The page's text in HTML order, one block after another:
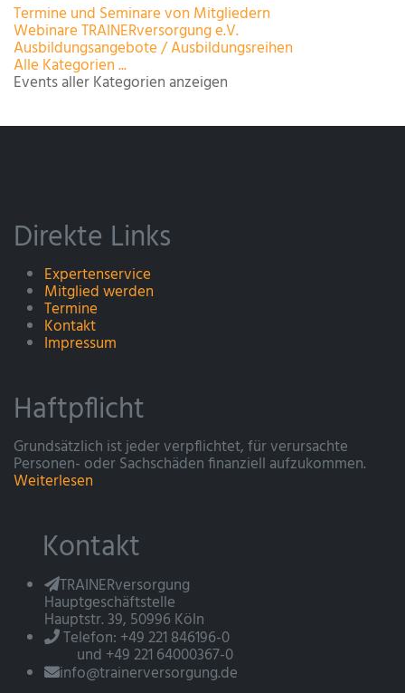
Limite der Paginierungsliste
Termine und Seminare von Mitgliedern
Webinare TRAINERversorgung e.V.
Ausbildungsangebote / Ausbildungsreihen
Alle Kategorien ...
Events aller Kategorien anzeigen
Direkte Links
Expertenservice
Mitglied werden
Termine
Kontakt
Impressum
Haftpflicht
Grundsätzlich ist jeder verpflichtet, für verursachte
Personen- oder Sachschäden finanziell aufzukommen.
Weiterlesen
Kontakt
TRAINERversorgung
Hauptgeschäftstelle
Hauptstr. 39, 50996 Köln
Telefon: +49 221 846196-0
und +49 221 64000367-0
info@trainerversorgung.de